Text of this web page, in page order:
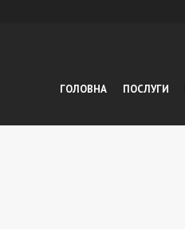
ГОЛОВНА ПОСЛУГИ